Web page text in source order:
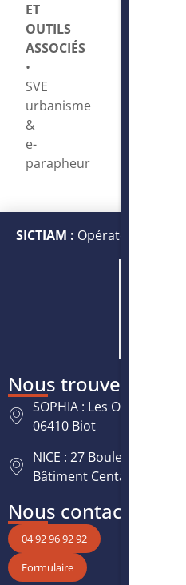
ET
OUTILS
ASSOCIÉS
•
SVE
urbanisme
&
e-
parapheur
SICTIAM : Opérateur public
Nous trouver
SOPHIA : Les Oréades,
06410 Biot
NICE : 27 Boulevard Paul
Bâtiment Centaure, 06200
Nous contacter
04 92 96 92 92
Formulaire